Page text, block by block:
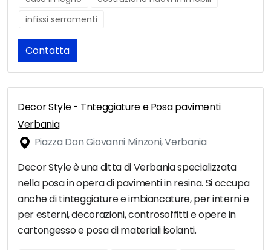
infissi serramenti
Contatta
Decor Style - Tnteggiature e Posa pavimenti
Verbania
Piazza Don Giovanni Minzoni, Verbania
Decor Style è una ditta di Verbania specializzata
nella posa in opera di pavimenti in resina. Si occupa
anche di tinteggiature e imbiancature, per interni e
per esterni, decorazioni, controsoffitti e opere in
cartongesso e posa di materiali isolanti.